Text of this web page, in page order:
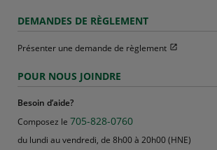
DEMANDES DE RÈGLEMENT
Présenter une demande de règlement Ouvrir dans
POUR NOUS JOINDRE
Besoin d’aide?
Composez le 705-828-0760
du lundi au vendredi, de 8h00 à 20h00 (HNE)